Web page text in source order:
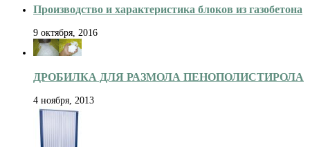
знать
перед
Производство и характеристика блоков из газобетона
9 октября, 2016
ДРОБИЛКА ДЛЯ РАЗМОЛА ПЕНОПОЛИСТИРОЛА
4 ноября, 2013